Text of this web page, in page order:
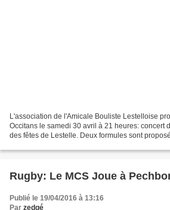
L'association de l'Amicale Bouliste Lestelloise
Occitans le samedi 30 avril à 21 heures: concert
des fêtes de Lestelle. Deux formules sont
Rugby: Le MCS Joue à
Publié le 19/04/2016 à 13:16
Par zedgé